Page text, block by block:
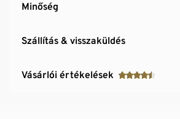
Minőség
Szállítás & visszaküldés
Vásárlói értékelések